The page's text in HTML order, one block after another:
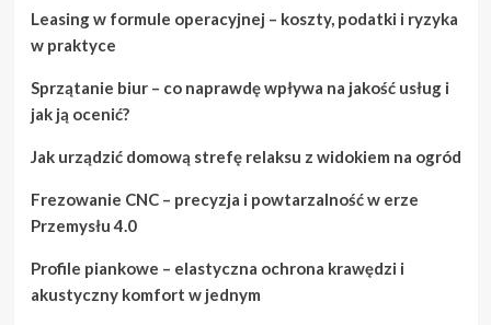
Leasing w formule operacyjnej – koszty, podatki i ryzyka
w praktyce
Sprzątanie biur – co naprawdę wpływa na jakość usług i
jak ją ocenić?
Jak urządzić domową strefę relaksu z widokiem na ogród
Frezowanie CNC – precyzja i powtarzalność w erze
Przemysłu 4.0
Profile piankowe – elastyczna ochrona krawędzi i
akustyczny komfort w jednym